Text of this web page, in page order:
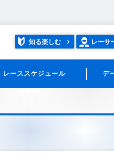
知る楽しむ レーサ
レーススケジュール デ